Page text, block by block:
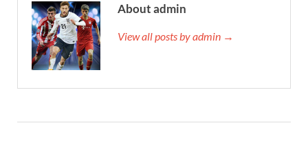
About admin
View all posts by admin →